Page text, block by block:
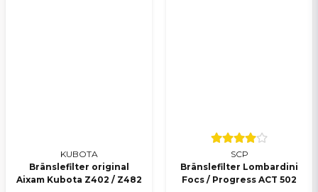
KUBOTA
Bränslefilter original
Aixam Kubota Z402 / Z482
SCP
Bränslefilter Lombardini
Focs / Progress ACT 502